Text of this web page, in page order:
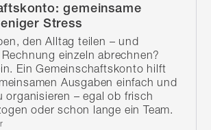
gemeinsame
Stress
den Alltag teilen – und
einzeln abrechnen?
Ein Gemeinschaftskonto hilft
Ausgaben einfach und
organisieren – egal ob frisch
oder schon lange ein Team.